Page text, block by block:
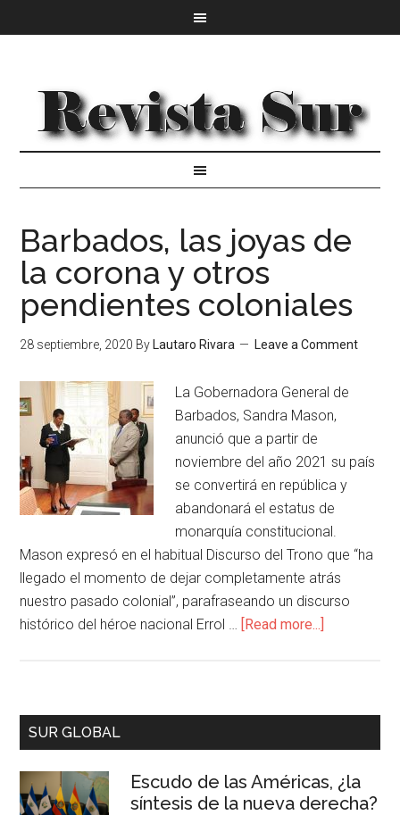
Barbados, las joyas de
la corona y otros
pendientes coloniales
28 septiembre, 2020 By Lautaro Rivara Leave a Comment
La Gobernadora General de
Barbados, Sandra Mason,
anunció que a partir de
noviembre del año 2021 su país
se convertirá en república y
abandonará el estatus de
monarquía constitucional.
Mason expresó en el habitual Discurso del Trono que “ha
llegado el momento de dejar completamente atrás
nuestro pasado colonial”, parafraseando un discurso
histórico del héroe nacional Errol … [Read more...]
SUR GLOBAL
Escudo de las Américas, ¿la
síntesis de la nueva derecha?